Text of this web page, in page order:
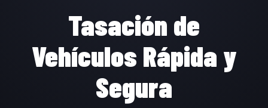
Tasación de
Vehículos Rápida y
Segura